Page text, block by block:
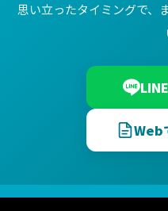
思い立ったタイミングで、
Web